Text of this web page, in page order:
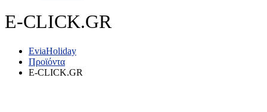
E-CLICK.GR
EviaHoliday
Προϊόντα
E-CLICK.GR